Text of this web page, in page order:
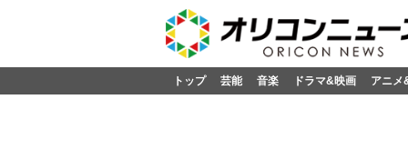
トップ 芸能 音楽 ドラマ&映画 アニメ